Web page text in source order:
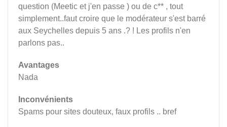
question (Meetic et j'en passe ) ou de c** , tout
simplement..faut croire que le modérateur s'est barré
aux Seychelles depuis 5 ans .? ! Les profils n'en
parlons pas..
Avantages
Nada
Inconvénients
Spams pour sites douteux, faux profils .. bref